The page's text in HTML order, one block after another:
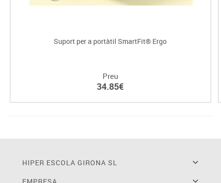
Suport per a portàtil SmartFit® Ergo
Preu
34.85€
HIPER ESCOLA GIRONA SL